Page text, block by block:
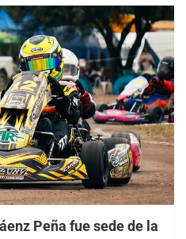
Peña fue sede de la